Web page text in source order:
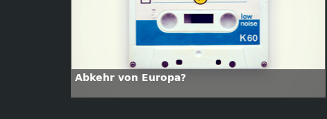
Abkehr von Europa?